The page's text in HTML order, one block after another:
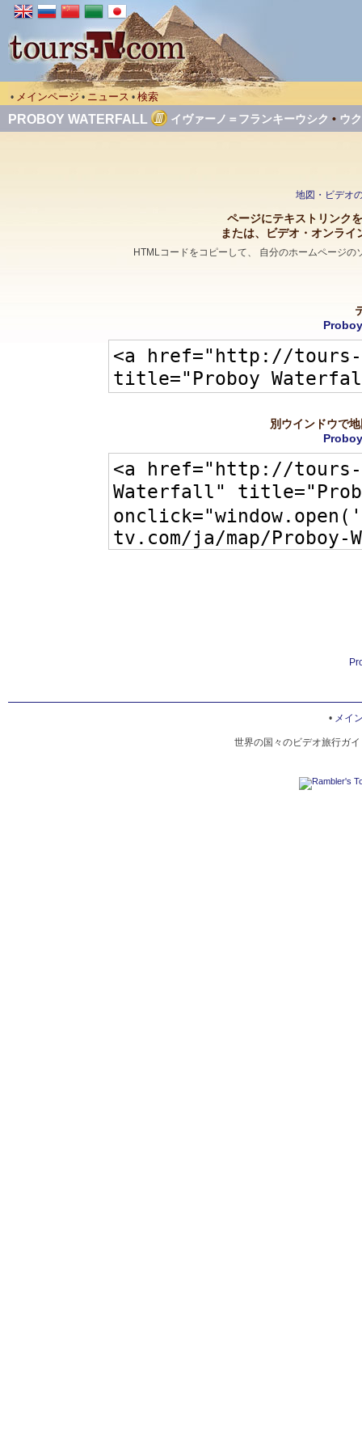
• メインページ • ニュース • 検索
PROBOY WATERFALL イヴァーノ＝フランキーウシク • ウ
地図・ビデオ
ページにテキストリンク
または、ビデオ・オンラ
HTMLコードをコピーして、 自分のホームページ
別ウインドウで
• メイ
世界の国々のビデオ旅行ガ